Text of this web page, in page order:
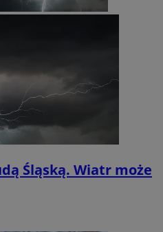
Śląską. Wiatr może